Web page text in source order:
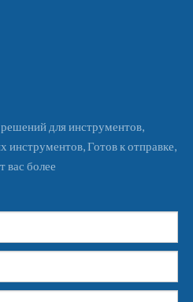
для инструментов,
инструментов, Готов к отправке,
вас более